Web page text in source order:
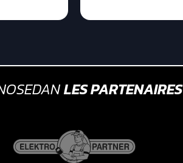
LES PARTENAIRES